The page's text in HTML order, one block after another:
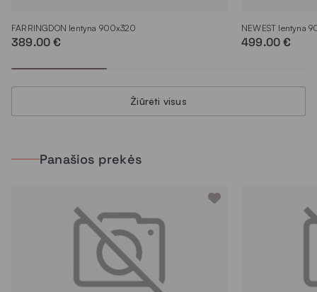
FARRINGDON lentyna 900x320
389.00 €
NEWEST lentyna
499.00 €
Žiūrėti visus
Panašios prekės